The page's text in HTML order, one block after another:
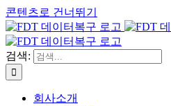
콘텐츠로 건너뛰기
검색:
회사소개